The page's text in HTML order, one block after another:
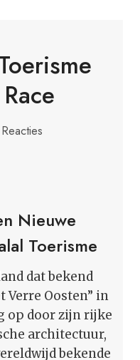
Nieuwe
Toerisme
dat bekend
Verre Oosten” in
op door zijn rijke
architectuur,
bekende